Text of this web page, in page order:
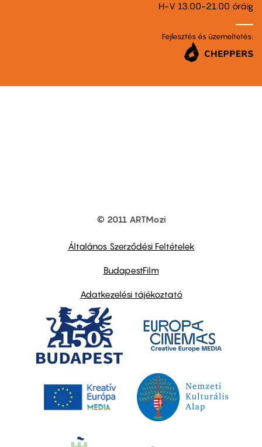
H-V 13.00-21.00 óráig
Fejlesztés és üzemeltetés:
© 2011 ARTMozi
Általános Szerződési Feltételek
BudapestFilm
Adatkezelési tájékoztató